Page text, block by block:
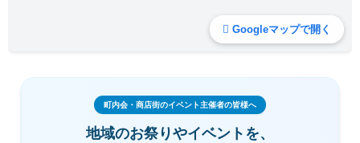
Googleマップで開く
町内会・商店街のイベント主催者の皆様へ
地域のお祭りやイベントを、